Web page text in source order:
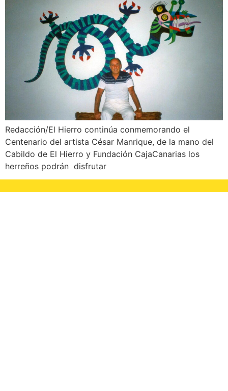
Redacción/El Hierro continúa conmemorando el
Centenario del artista César Manrique, de la mano del
Cabildo de El Hierro y Fundación CajaCanarias los
herreños podrán disfrutar